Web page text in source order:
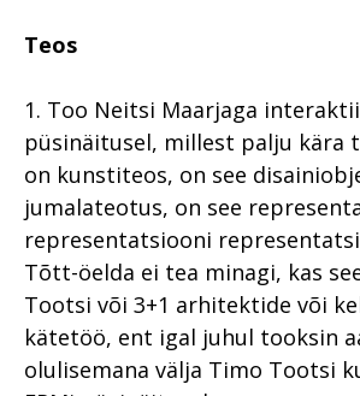
Teos
1. Too Neitsi Maarjaga
püsinäitusel, millest palju kära
on kunstiteos, on see
jumalateotus, on see
representatsiooni
Tõtt-öelda ei tea minagi, kas
Tootsi või 3+1 arhitektide või
kätetöö, ent igal juhul tooksin
olulisemana välja Timo Tootsi